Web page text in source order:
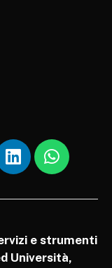
e strumenti
Università,